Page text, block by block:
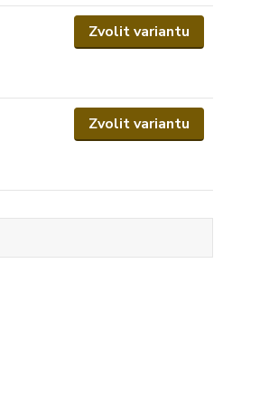
Zvolit variantu
Zvolit variantu